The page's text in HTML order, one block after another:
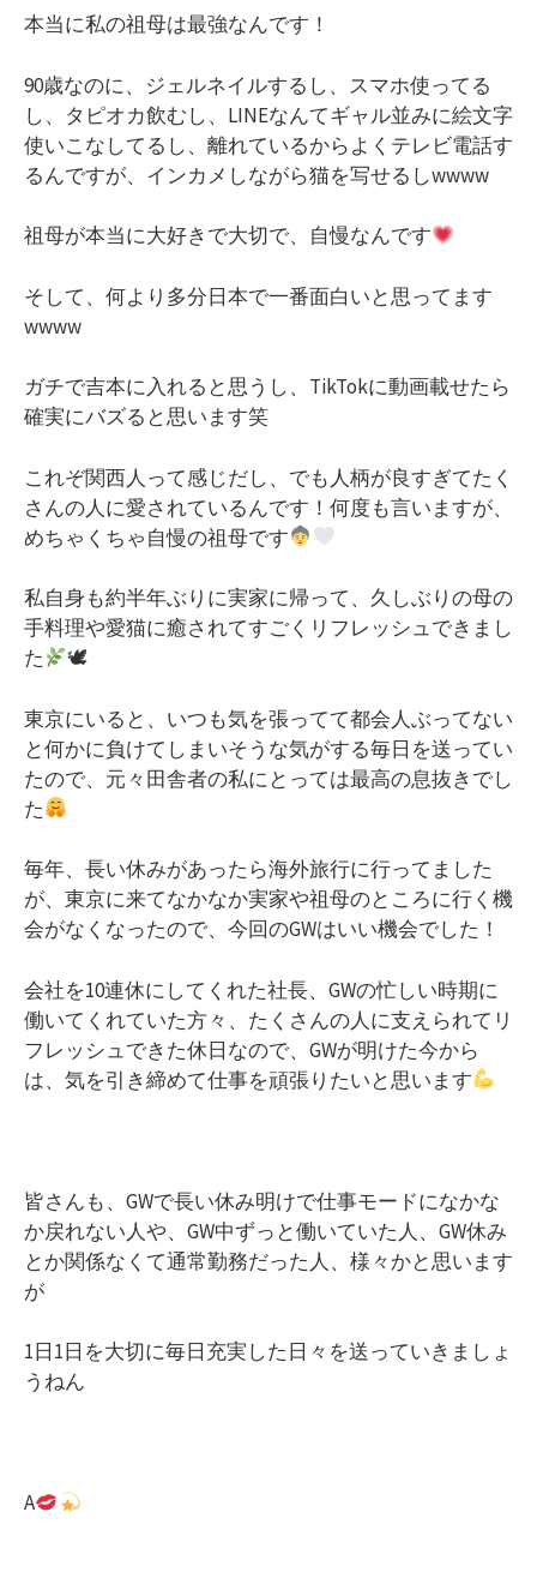
本当に私の祖母は最強なんです！
90歳なのに、ジェルネイルするし、スマホ使ってる
し、タピオカ飲むし、LINEなんてギャル並みに絵文字
使いこなしてるし、離れているからよくテレビ電話す
るんですが、インカメしながら猫を写せるしwwww
祖母が本当に大好きで大切で、自慢なんです
そして、何より多分日本で一番面白いと思ってます
wwww
ガチで吉本に入れると思うし、TikTokに動画載せたら
確実にバズると思います笑
これぞ関西人って感じだし、でも人柄が良すぎてたく
さんの人に愛されているんです！何度も言いますが、
めちゃくちゃ自慢の祖母です
私自身も約半年ぶりに実家に帰って、久しぶりの母の
手料理や愛猫に癒されてすごくリフレッシュできまし
た
🕊
東京にいると、いつも気を張ってて都会人ぶってない
と何かに負けてしまいそうな気がする毎日を送ってい
たので、元々田舎者の私にとっては最高の息抜きでし
た
毎年、長い休みがあったら海外旅行に行ってました
が、東京に来てなかなか実家や祖母のところに行く機
会がなくなったので、今回のGWはいい機会でした！
会社を10連休にしてくれた社長、GWの忙しい時期に
働いてくれていた方々、たくさんの人に支えられてリ
フレッシュできた休日なので、GWが明けた今から
は、気を引き締めて仕事を頑張りたいと思います
皆さんも、GWで長い休み明けで仕事モードになかな
か戻れない人や、GW中ずっと働いていた人、GW休み
とか関係なくて通常勤務だった人、様々かと思います
が
1日1日を大切に毎日充実した日々を送っていきましょ
うねん
A